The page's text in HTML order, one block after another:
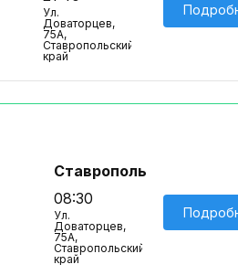
Ул.
Доваторцев,
75А,
Ставропольский
край
Ставрополь
08:30
Ул.
Доваторцев,
75А,
Ставропольский
край